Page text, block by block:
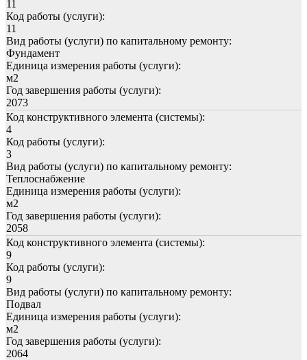
11
Код работы (услуги):
11
Вид работы (услуги) по капитальному ремонту:
Фундамент
Единица измерения работы (услуги):
м2
Год завершения работы (услуги):
2073
Код конструктивного элемента (системы):
4
Код работы (услуги):
3
Вид работы (услуги) по капитальному ремонту:
Теплоснабжение
Единица измерения работы (услуги):
м2
Год завершения работы (услуги):
2058
Код конструктивного элемента (системы):
9
Код работы (услуги):
9
Вид работы (услуги) по капитальному ремонту:
Подвал
Единица измерения работы (услуги):
м2
Год завершения работы (услуги):
2064